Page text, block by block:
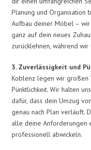
Planung und Organisation
Aufbau deiner Möbel – wir
ganz auf dein neues
zurücklehnen, während wir
3. Zuverlässigkeit und
Koblenz legen wir großen
Pünktlichkeit. Wir halten
dafür, dass dein Umzug
genau nach Plan verläuft.
alle deine Anforderungen
professionell abwickeln.